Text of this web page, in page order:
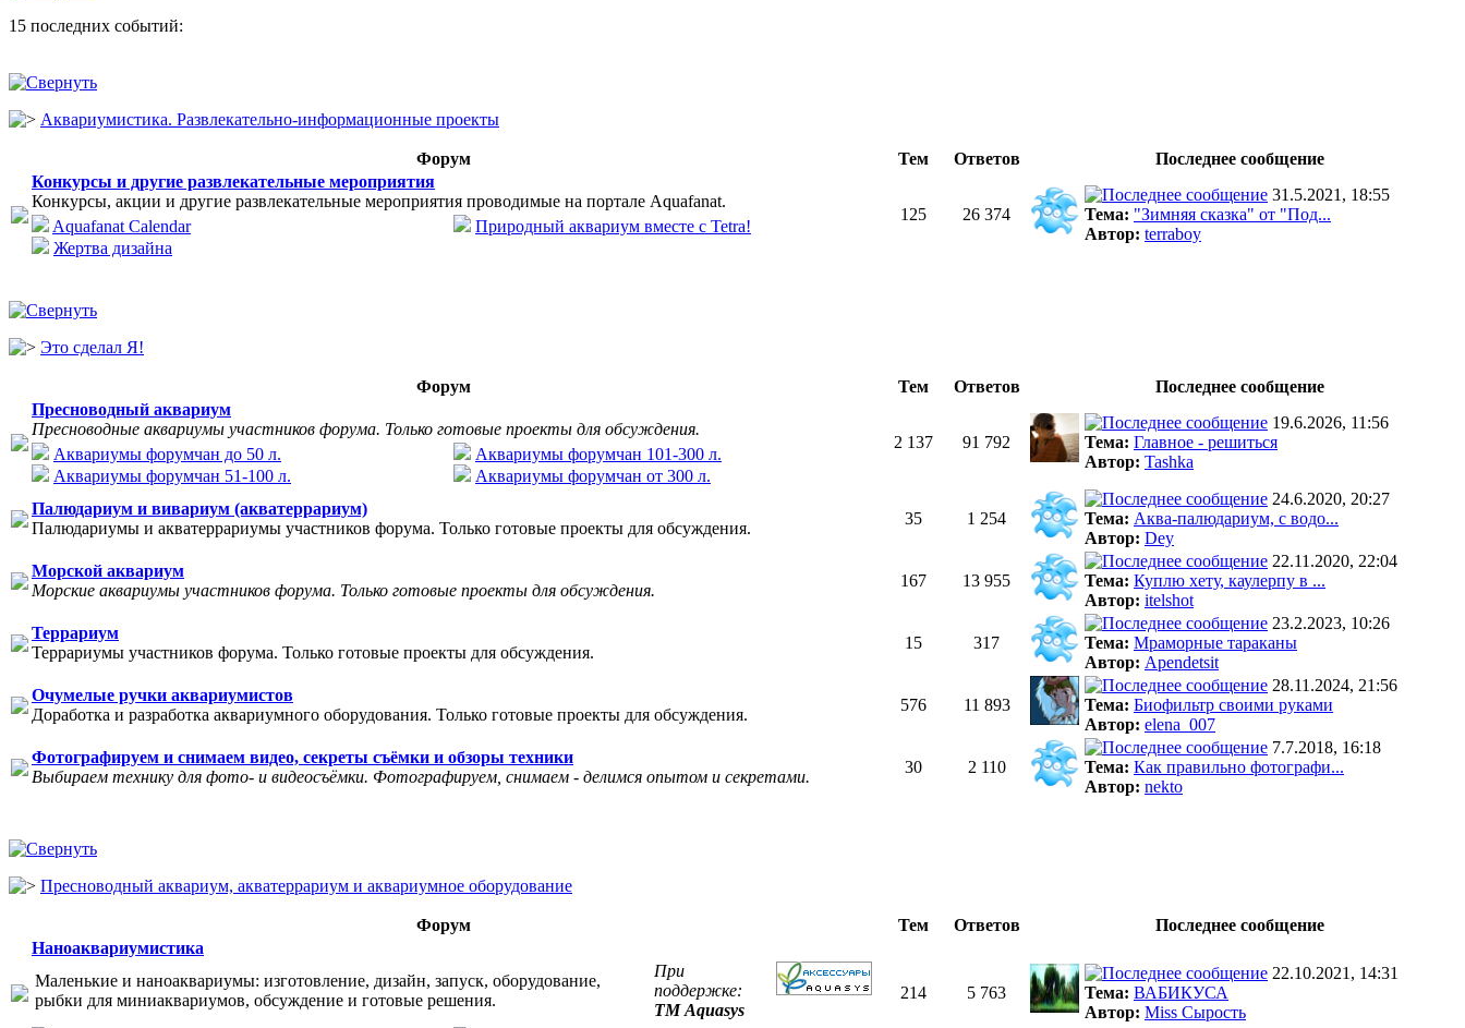
15 последних событий:
Аквариумистика. Развлекательно-информационные проекты
Форум Тем Ответов
Последнее сообщение
Конкурсы и другие развлекательные мероприятия
Конкурсы, акции и другие развлекательные мероприятия проводимые на портале Aquafanat.
Aquafanat Calendar
Жертва дизайна
Природный аквариум вместе с Tetra!
125 26 374
31.5.2021, 18:55
Тема: "Зимняя сказка" от "Под...
Автор: terraboy
Это сделал Я!
Форум Тем Ответов
Последнее сообщение
Пресноводный аквариум
Пресноводные аквариумы участников форума. Только готовые проекты для обсуждения.
Аквариумы форумчан до 50 л.
Аквариумы форумчан 51-100 л.
Аквариумы форумчан 101-300 л.
Аквариумы форумчан от 300 л.
2 137 91 792
19.6.2026, 11:56
Тема: Главное - решиться
Автор: Tashka
Палюдариум и вивариум (акватеррариум)
Палюдариумы и акватеррариумы участников форума. Только готовые проекты для обсуждения.
35 1 254
24.6.2020, 20:27
Тема: Аква-палюдариум, с водо...
Автор: Dey
Морской аквариум
Морские аквариумы участников форума. Только готовые проекты для обсуждения.
167 13 955
22.11.2020, 22:04
Тема: Куплю хету, каулерпу в ...
Автор: itelshot
Террариум
Террариумы участников форума. Только готовые проекты для обсуждения.
15 317
23.2.2023, 10:26
Тема: Мраморные тараканы
Автор: Apendetsit
Очумелые ручки аквариумистов
Доработка и разработка аквариумного оборудования. Только готовые проекты для обсуждения.
576 11 893
28.11.2024, 21:56
Тема: Биофильтр своими руками
Автор: elena_007
Фотографируем и снимаем видео, секреты съёмки и обзоры техники
Выбираем технику для фото- и видеосъёмки. Фотографируем, снимаем - делимся опытом и секретами.
30 2 110
7.7.2018, 16:18
Тема: Как правильно фотографи...
Автор: nekto
Пресноводный аквариум, акватеррариум и аквариумное оборудование
Форум Тем Ответов
Последнее сообщение
Наноаквариумистика
Маленькие и наноаквариумы: изготовление, дизайн, запуск, оборудование,
рыбки для миниаквариумов, обсуждение и готовые решения.
При
поддержке:
ТМ Aquasys
214 5 763
22.10.2021, 14:31
Тема: ВАБИКУСА
Автор: Miss Сырость